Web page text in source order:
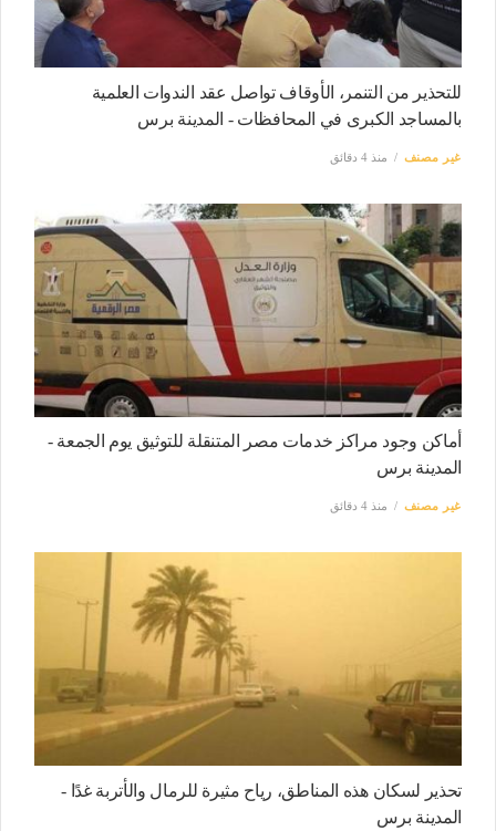
للتحذير من التنمر، الأوقاف تواصل عقد الندوات العلمية
بالمساجد الكبرى في المحافظات - المدينة برس
غير مصنف منذ 4 دقائق
أماكن وجود مراكز خدمات مصر المتنقلة للتوثيق يوم الجمعة -
المدينة برس
غير مصنف منذ 4 دقائق
تحذير لسكان هذه المناطق، رياح مثيرة للرمال والأتربة غدًا -
المدينة برس